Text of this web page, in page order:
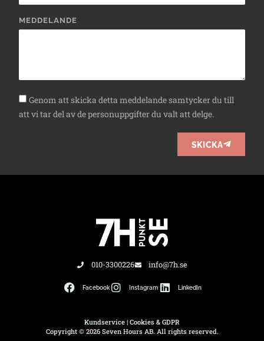
MEDDELANDE
Genom att skicka detta meddelande samtycker du till
att vi tar del av de personuppgifter du valt att delge.
SKICKA
010-3300226 info@7h.se
Facebook Instagram LinkedIn
Kundservice | Cookies & GDPR
Copyright © 2026 Seven Hours AB. All rights reserved.